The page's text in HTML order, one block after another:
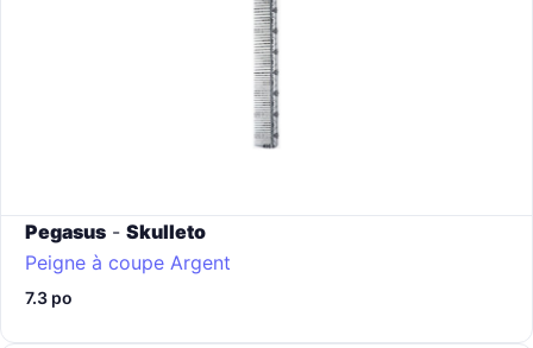
Pegasus - Skulleto
Peigne à coupe Argent
7.3 po